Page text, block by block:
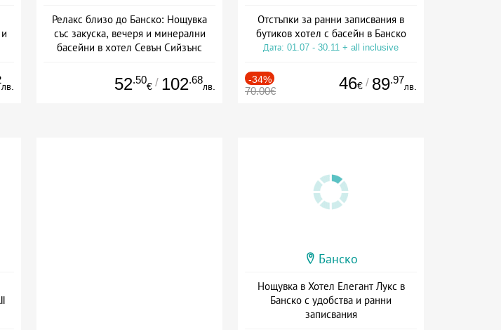
лв.
Релакс близо до Банско: Нощувка
със закуска, вечеря и минерални
басейни в хотел Севън Сийзънс
52.50
€ / 102.68
лв.
Отстъпки за ранни записвания в
бутиков хотел с басейн в Банско
Дата: 01.07 - 30.11 + all inclusive
-34%
70.00€ 46€ / 89.97
лв.
Банско
Нощувка в Хотел Елегант Лукс в
Банско с удобства и ранни
записвания